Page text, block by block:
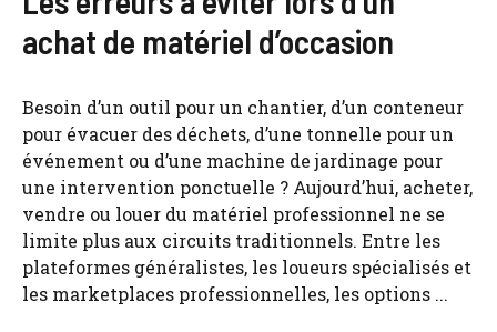
achat de matériel d’occasion
Besoin d’un outil pour un chantier, d’un conteneur
pour évacuer des déchets, d’une tonnelle pour un
événement ou d’une machine de jardinage pour
une intervention ponctuelle ? Aujourd’hui, acheter,
vendre ou louer du matériel professionnel ne se
limite plus aux circuits traditionnels. Entre les
plateformes généralistes, les loueurs spécialisés et
les marketplaces professionnelles, les options ...